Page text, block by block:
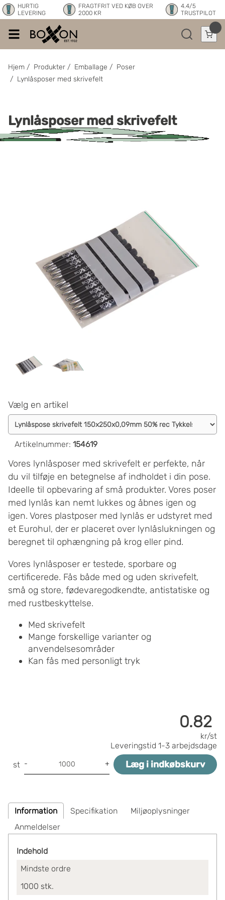
HURTIG
LEVERING
FRAGTFRIT VED KØB OVER
2000 KR
4.4/5
TRUSTPILOT
Hjem / Produkter / Emballage / Poser
/ Lynlåsposer med skrivefelt
Lynlåsposer med skrivefelt
Vælg en artikel
Artikelnummer: 154619
Vores lynlåsposer med skrivefelt er perfekte, når
du vil tilføje en betegnelse af indholdet i din pose.
Ideelle til opbevaring af små produkter. Vores poser
med lynlås kan nemt lukkes og åbnes igen og
igen. Vores plastposer med lynlås er udstyret med
et Eurohul, der er placeret over lynlåslukningen og
beregnet til ophængning på krog eller pind.
Vores lynlåsposer er testede, sporbare og
certificerede. Fås både med og uden skrivefelt,
små og store, fødevaregodkendte, antistatiske og
med rustbeskyttelse.
Med skrivefelt
Mange forskellige varianter og
anvendelsesområder
Kan fås med personligt tryk
0.82
kr/st
Leveringstid 1-3 arbejdsdage
st - + Læg i indkøbskurv
Information Specifikation
Miljøoplysninger
Anmeldelser
Indehold
Mindste ordre
1000 stk.